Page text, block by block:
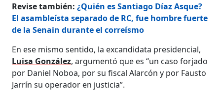
Revise también:¿Quién es Santiago Díaz Asque?
El asambleísta separado de RC, fue hombre fuerte
de la Senain durante el correísmo
En ese mismo sentido, la excandidata presidencial,
Luisa González, argumentó que es “un caso forjado
por Daniel Noboa, por su fiscal Alarcón y por Fausto
Jarrín su operador en justicia”.